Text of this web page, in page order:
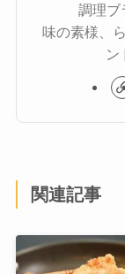
調理ブ
味の素様、
ン
関連記事